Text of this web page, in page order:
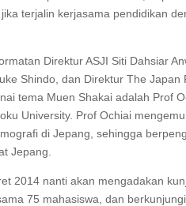
terjalin kerjasama pendidikan
Direktur ASJI Siti Dahsiar
Shindo, dan Direktur The
tema Muen Shakai adalah Prof
University. Prof Ochiai
di Jepang, sehingga
Jepang.
2014 nanti akan mengadakan
75 mahasiswa, dan